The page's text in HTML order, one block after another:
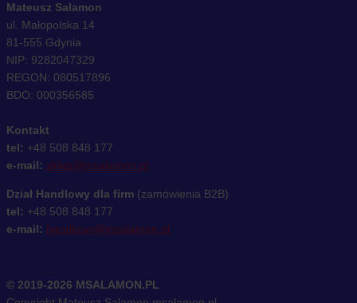
Mateusz Salamon
ul. Małopolska 14
81-555 Gdynia
NIP: 9282047329
REGON: 080517896
BDO: 000356585
Kontakt
tel: +48 508 848 177
e-mail: sklep@msalamon.pl
Dział Handlowy dla firm (zamówienia B2B)
tel: +48 508 848 177
e-mail: handlowy@msalamon.pl
© 2019-2026 MSALAMON.PL